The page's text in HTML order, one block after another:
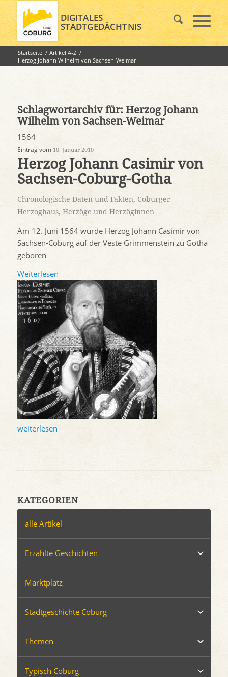
DIGITALES
STADTGEDÄCHTNIS
Startseite / Artikel A-Z /
Herzog Johann Wilhelm von Sachsen-Weimar
Schlagwortarchiv für: Herzog Johann
Wilhelm von Sachsen-Weimar
1564
Eintrag vom 10. Januar 2010
Herzog Johann Casimir von
Sachsen-Coburg-Gotha
Chronologische Daten und Fakten, Coburger
Herzoghaus, Herzöge und Herzöginnen
Am 12. Juni 1564 wurde Herzog Johann Casimir von
Sachsen-Coburg auf der Veste Grimmenstein zu Gotha
geboren
Weiterlesen
weiterlesen
KATEGORIEN
alle Artikel
Erzählte Geschichten
Marktplatz
Stadtgeschichte Coburg
Themen
Typisch Coburg